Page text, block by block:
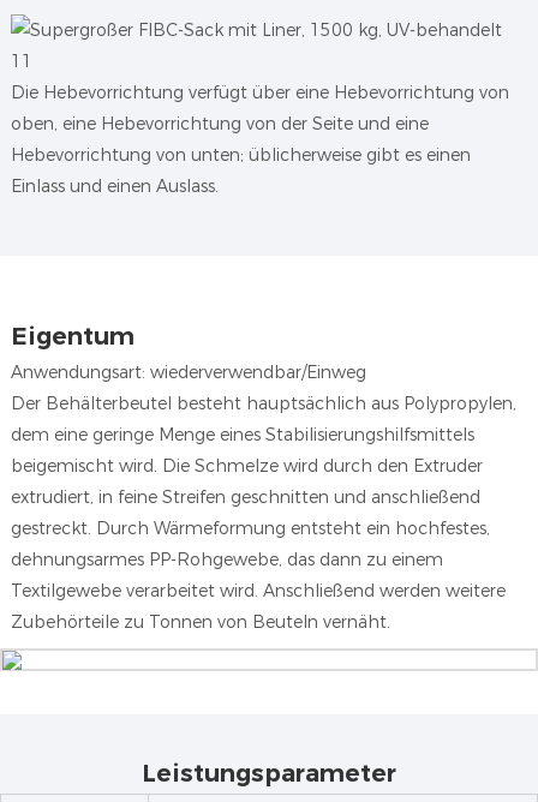
Die Hebevorrichtung verfügt über eine Hebevorrichtung von
oben, eine Hebevorrichtung von der Seite und eine
Hebevorrichtung von unten; üblicherweise gibt es einen
Einlass und einen Auslass.
Eigentum
Anwendungsart: wiederverwendbar/Einweg
Der Behälterbeutel besteht hauptsächlich aus Polypropylen,
dem eine geringe Menge eines Stabilisierungshilfsmittels
beigemischt wird. Die Schmelze wird durch den Extruder
extrudiert, in feine Streifen geschnitten und anschließend
gestreckt. Durch Wärmeformung entsteht ein hochfestes,
dehnungsarmes PP-Rohgewebe, das dann zu einem
Textilgewebe verarbeitet wird. Anschließend werden weitere
Zubehörteile zu Tonnen von Beuteln vernäht.
Leistungsparameter